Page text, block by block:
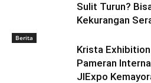
Sulit Turun?
Kekurangan
Berita
Krista
Pameran
JIExpo